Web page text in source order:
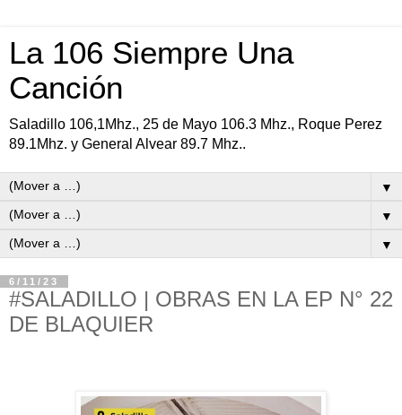
La 106 Siempre Una
Canción
Saladillo 106,1Mhz., 25 de Mayo 106.3 Mhz., Roque Perez
89.1Mhz. y General Alvear 89.7 Mhz..
▼
▼
▼
6/11/23
#SALADILLO | OBRAS EN LA EP N° 22
DE BLAQUIER